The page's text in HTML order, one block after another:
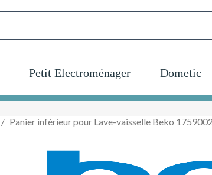
Petit Electroménager Dometic
Panier inférieur pour Lave-vaisselle Beko